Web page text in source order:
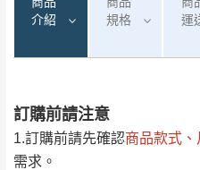
介紹
規格
運
訂購前請注意
1.訂購前請先確認商品款式
需求。
運
注意事項：
由於品項繁多，網
0/5 (0)筆